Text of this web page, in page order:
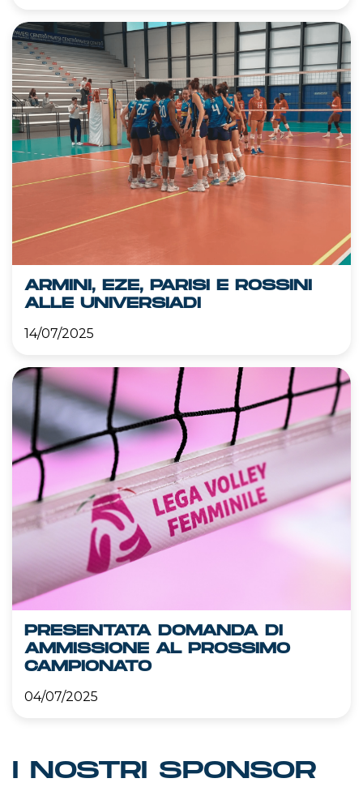
ARMINI, EZE, PARISI E ROSSINI
ALLE UNIVERSIADI
14/07/2025
PRESENTATA DOMANDA DI
AMMISSIONE AL PROSSIMO
CAMPIONATO
04/07/2025
I NOSTRI SPONSOR